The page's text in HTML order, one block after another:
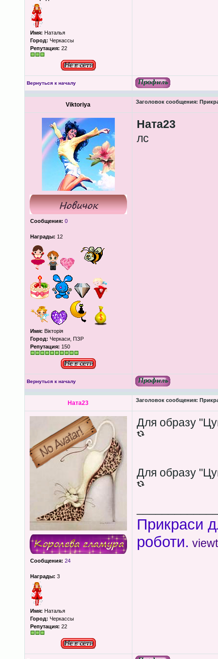
Имя: Наталья
Город: Черкассы
Репутация: 22
Вернуться к началу
Viktoriya Заголовок сообщения:
Сообщения: 0
Награды: 12
Имя: Вікторія
Город: Черкаси, ПЗР
Репутация: 150
Ната23
лс
Вернуться к началу
Ната23 Заголовок сообщения:
Сообщения: 24
Награды: 3
Имя: Наталья
Город: Черкассы
Репутация: 22
Для образу
Для образу
Прикраси
роботи.